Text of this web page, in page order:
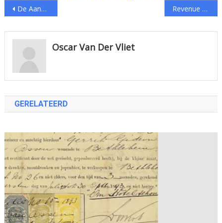
Bericht
navigatie
De Aangifte (CS105) Revenue Stamps of the State / Government of Damascus
Oscar Van Der Vliet
GERELATEERD